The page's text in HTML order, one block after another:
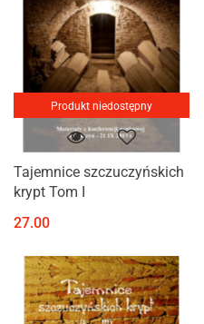
Produkt niedostępny
Tajemnice szczuczyńskich
krypt Tom I
27.00